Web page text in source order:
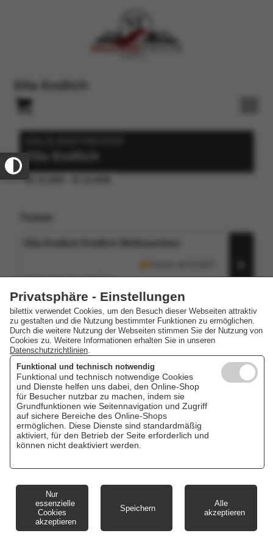
Privatsphäre - Einstellungen
bilettix verwendet Cookies, um den Besuch dieser Webseiten attraktiv
zu gestalten und die Nutzung bestimmter Funktionen zu ermöglichen.
Durch die weitere Nutzung der Webseiten stimmen Sie der Nutzung von
Cookies zu. Weitere Informationen erhalten Sie in unseren
Datenschutzrichtlinien.
Funktional und technisch notwendig
Funktional und technisch notwendige Cookies
und Dienste helfen uns dabei, den Online-Shop
für Besucher nutzbar zu machen, indem sie
Grundfunktionen wie Seitennavigation und Zugriff
auf sichere Bereiche des Online-Shops
ermöglichen. Diese Dienste sind standardmäßig
aktiviert, für den Betrieb der Seite erforderlich und
können nicht deaktiviert werden.
Nur
essenzielle
Cookies
akzeptieren
Speichern
Alle
akzeptieren
Ella Endlich
01.12.2026 - 01.12.2026
Ella Endlich
Salzlandtheater, Staßfurt
01.12.2026 19:00 Uhr
Cookie Einstellungen AGB